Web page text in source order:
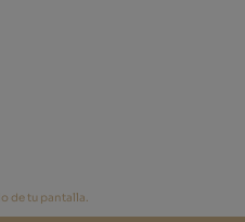
de tu pantalla.